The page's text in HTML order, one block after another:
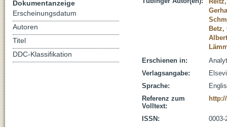
Betz,
Erschienen in:
Verlagsangabe:
Sprache:
Referenz zum
Volltext:
ISSN:
0003-
Dokumentanzeige
Erscheinungsdatum
Autoren
Titel
DDC-Klassifikation